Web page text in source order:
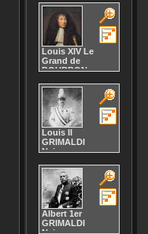
de
BOURBON
Naissance :
17 novembre
1755
26
24
Versailles, 78,
, , FRANCE,
Décès : 16
septembre
1824
Paris,
75, , ,
FRANCE, aux
Tuileries
Louis XIV Le
Grand de
BOURBON
septembre
1638
36
Saint-
Germain-en-
Laye, , , , ,
Château de
Saint-
Germain
Décès :
1
septembre
1715
Versailles, 78,
, , , Château
de Versailles
Louis II
GRIMALDI
Naissance :
1870
19
Baden-Baden,
, , ,
ALLEMAGNE,
Décès : 9 mai
1949
Albert 1er
GRIMALDI